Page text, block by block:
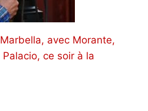
avec Morante,
ce soir à la